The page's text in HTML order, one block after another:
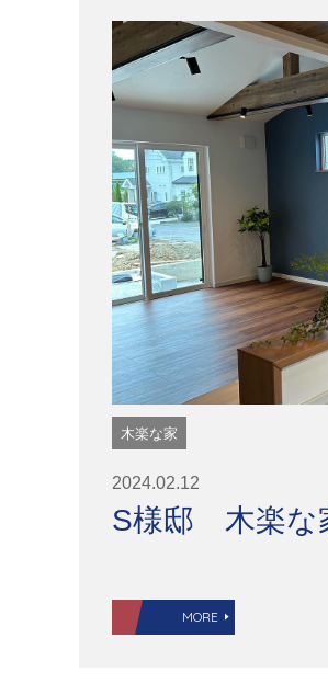
木楽な家
2024.02.12
S様邸 木楽な
MORE